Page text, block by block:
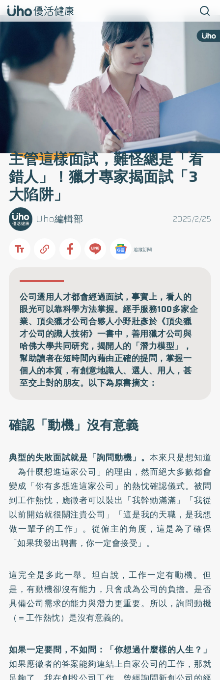
主管這樣面試，難怪總是「看
錯人」！獵才專家揭面試「3
大陷阱」
2025/2/25
Uho編輯部
追蹤訂閱
公司選用人才都會經過面試，事實上，看人的
眼光可以靠科學方法掌握。經手服務100多家企
業、頂尖獵才公司合夥人小野壯彥於《頂尖獵
才公司的識人技術》一書中，善用獵才公司與
哈佛大學共同研究，揭開人的「潛力模型」，
幫助讀者在短時間內藉由正確的提問，掌握一
個人的本質，有創意地識人、選人、用人，甚
至交上對的朋友。以下為原書摘文：
確認「動機」沒有意義
典型的失敗面試就是「詢問動機」。 本來只是想知道
「為什麼想進這家公司」的理由，然而絕大多數都會
變成「你有多想進這家公司」的熱忱確認儀式。被問
到工作熱忱，應徵者可以裝出「我幹勁滿滿」「我從
以前開始就很關注貴公司」「這是我的天職，是我想
做一輩子的工作」。從僱主的角度，這是為了確保
「如果我發出聘書，你一定會接受」。
這完全是多此一舉。坦白說，工作一定有動機。但
是，有動機卻沒有能力，只會成為公司的負擔。是否
具備公司需求的能力與潛力更重要。所以，詢問動機
（＝工作熱忱）是沒有意義的。
如果一定要問，不如問：「你想過什麼樣的人生？」
如果應徵者的答案能夠連結上自家公司的工作，那就